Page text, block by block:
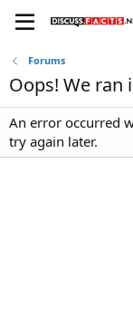
Forums
Oops! We ran
An error occurred
try again later.